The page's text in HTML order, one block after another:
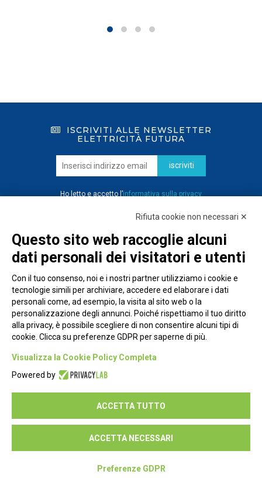
ISCRIVITI ALLE NEWSLETTER
ELETTRICITÀ FUTURA
iscriviti
Ho letto e accetto l’informativa sulla privacy
Piazza Alessandria, 24 - 00198 Roma
Privacy Policy
Seguici su:
Rifiuta cookie non necessari ✕
Questo sito web raccoglie alcuni
dati personali dei visitatori e utenti
Con il tuo consenso, noi e i nostri partner utilizziamo i cookie e
tecnologie simili per archiviare, accedere ed elaborare i dati
personali come, ad esempio, la visita al sito web o la
personalizzazione degli annunci. Poiché rispettiamo il tuo diritto
alla privacy, è possibile scegliere di non consentire alcuni tipi di
cookie. Clicca su preferenze GDPR per saperne di più.
Visualizza la Cookie Policy Completa
Powered by
ACCETTA TUTTO
ACCETTA NECESSARI
Preferenze GDPR